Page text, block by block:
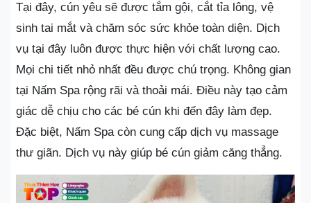
Tại đây, cún yêu sẽ được tắm gội, cắt tỉa lông, vệ
sinh tai mắt và chăm sóc sức khỏe toàn diện. Dịch
vụ tại đây luôn được thực hiện với chất lượng cao.
Mọi chi tiết nhỏ nhất đều được chú trọng. Không gian
tại Nấm Spa rộng rãi và thoải mái. Điều này tạo cảm
giác dễ chịu cho các bé cún khi đến đây làm đẹp.
Đặc biệt, Nấm Spa còn cung cấp dịch vụ massage
thư giãn. Dịch vụ này giúp bé cún giảm căng thẳng.